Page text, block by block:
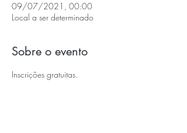
09/07/2021, 00:00
Local a ser determinado
Sobre o evento
Inscrições gratuitas.